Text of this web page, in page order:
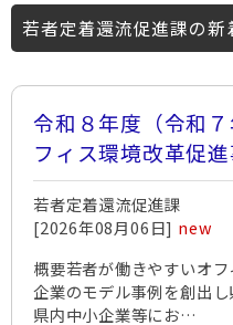
若者定着還流促進課の新
令和８年度（令和
フィス環境改革促
画を公募します
若者定着還流促進課
[2026年08月06日] new
概要若者が働きやすいオ
企業のモデル事例を創出し
県内中小企業等にお…